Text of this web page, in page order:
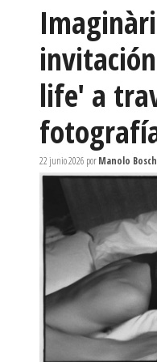
life' a
22 junio 2026 porManolo Bosch